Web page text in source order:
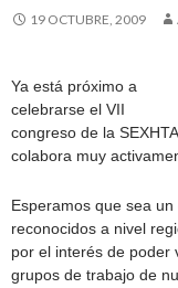
19 OCTUBRE, 2009
Ya está próximo a
celebrarse el VII
congreso de la
colabora muy
Esperamos que sea
reconocidos a nivel
por el interés de poder
grupos de trabajo de